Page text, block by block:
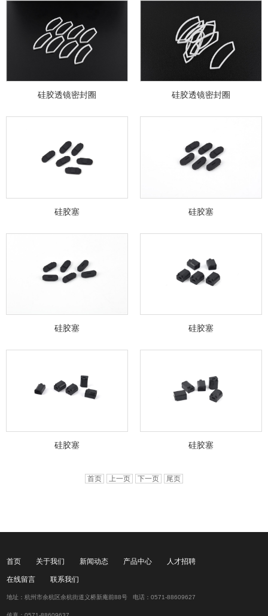
硅胶透镜密封圈 硅胶透镜密封圈
硅胶塞 硅胶塞
硅胶塞 硅胶塞
硅胶塞 硅胶塞
首页 上一页 下一页 尾页
首页 关于我们 新闻动态 产品中心 人才招聘
在线留言 联系我们
地址：杭州市余杭区余杭街道义桥新庵前88号 电话：0571-88609627